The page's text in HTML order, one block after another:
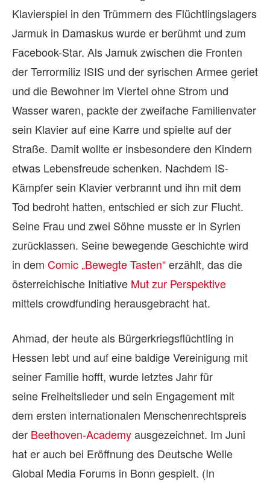
Klavierspiel in den Trümmern des Flüchtlingslagers
Jarmuk in Damaskus wurde er berühmt und zum
Facebook-Star. Als Jamuk zwischen die Fronten
der Terrormiliz ISIS und der syrischen Armee geriet
und die Bewohner im Viertel ohne Strom und
Wasser waren, packte der zweifache Familienvater
sein Klavier auf eine Karre und spielte auf der
Straße. Damit wollte er insbesondere den Kindern
etwas Lebensfreude schenken. Nachdem IS-
Kämpfer sein Klavier verbrannt und ihn mit dem
Tod bedroht hatten, entschied er sich zur Flucht.
Seine Frau und zwei Söhne musste er in Syrien
zurücklassen. Seine bewegende Geschichte wird
in dem Comic „Bewegte Tasten“erzählt, das die
österreichische Initiative Mut zur Perspektive
mittels crowdfunding herausgebracht hat.
Ahmad, der heute als Bürgerkriegsflüchtling in
Hessen lebt und auf eine baldige Vereinigung mit
seiner Familie hofft, wurde letztes Jahr für
seine Freiheitslieder und sein Engagement mit
dem ersten internationalen Menschenrechtspreis
der Beethoven-Academyausgezeichnet. Im Juni
hat er auch bei Eröffnung des Deutsche Welle
Global Media Forums in Bonn gespielt. (In